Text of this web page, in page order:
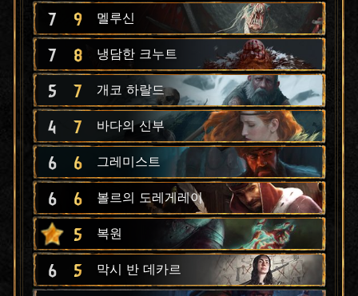
7 9 멜루신
7 8 냉담한 크누트
5 7 개코 하랄드
4 7 바다의 신부
6 6 그레미스트
6 6 볼르의 도레게레이
5 복원
6 5 막시 반 데카르